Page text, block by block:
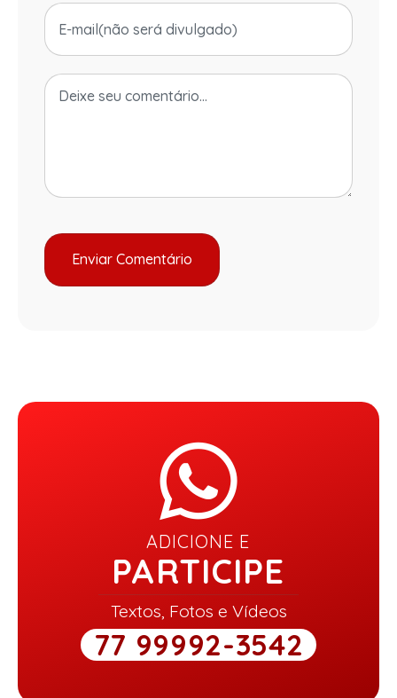
ADICIONE E
PARTICIPE
Textos, Fotos e Vídeos
77 99992-3542